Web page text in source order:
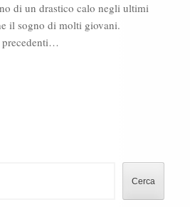
di un drastico calo negli ultimi
il sogno di molti giovani.
precedenti…
Cerca